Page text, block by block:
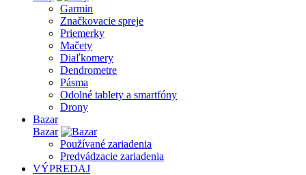
Garmin
Značkovacie spreje
Priemerky
Mačety
Diaľkomery
Dendrometre
Pásma
Odolné tablety a smartfóny
Drony
Bazar
Bazar
Používané zariadenia
Predvádzacie zariadenia
VÝPREDAJ